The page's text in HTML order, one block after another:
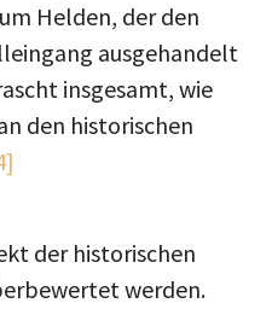
Helden, der den
ausgehandelt
insgesamt, wie
den historischen
der historischen
werden.